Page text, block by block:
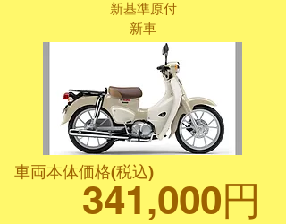
新基準原付
新車
341,000円
車両本体価格(税込)